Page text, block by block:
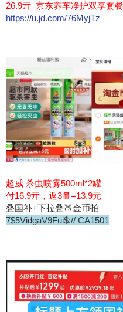
26.9亓 京东养车净护双享套
https://u.jd.com/76MyjTz
超威 杀虫喷雾500ml*2罐
付16.9亓，返3🧧=13.9元
叠国补+下拉叠🍑金币拍
7$5VidgaV9Fui$:// CA1501